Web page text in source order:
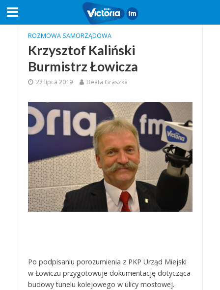
ROZMOWA SAMORZĄDOWA
Krzysztof Kaliński
Burmistrz Łowicza
22 lipca 2019 Beata Graszka
Po podpisaniu porozumienia z PKP Urząd Miejski
w Łowiczu przygotowuje dokumentację dotycząca
budowy tunelu kolejowego w ulicy mostowej.